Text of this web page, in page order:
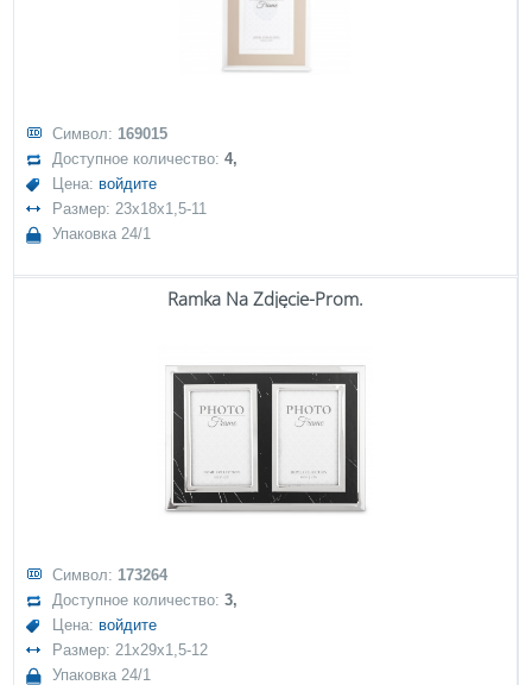
Символ: 169015
Доступное количество:4,
Цена: войдите
Размер: 23x18x1,5-11
Упаковка 24/1
Ramka Na Zdjęcie-Prom.
Символ: 173264
Доступное количество:3,
Цена: войдите
Размер: 21x29x1,5-12
Упаковка 24/1